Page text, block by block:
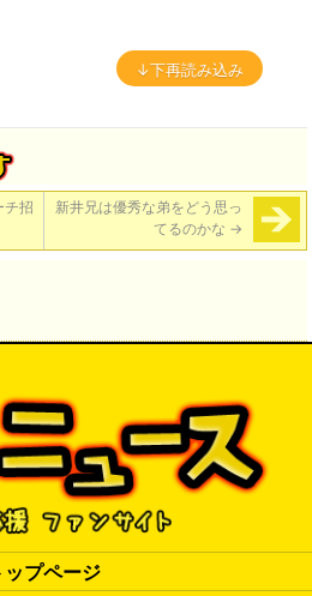
↓下再読み込み
チ招
新井兄は優秀な弟をどう思っ
てるのかな →
ップページ